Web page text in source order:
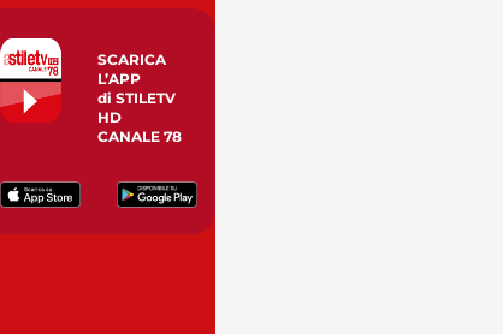
SCARICA
L’APP
di STILETV
HD
CANALE 78